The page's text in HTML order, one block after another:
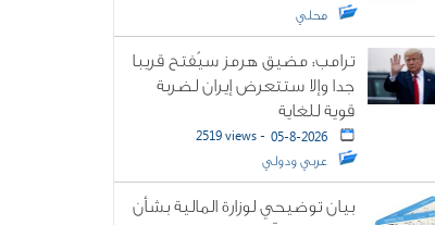
محلي
ترامب: مضيق هرمز سيُفتح قريبا
جدا وإلا ستتعرض إيران لضربة
قوية للغاية
05-8-2026
2519 views -
عربي ودولي
بيان توضيحي لوزارة المالية بشأن